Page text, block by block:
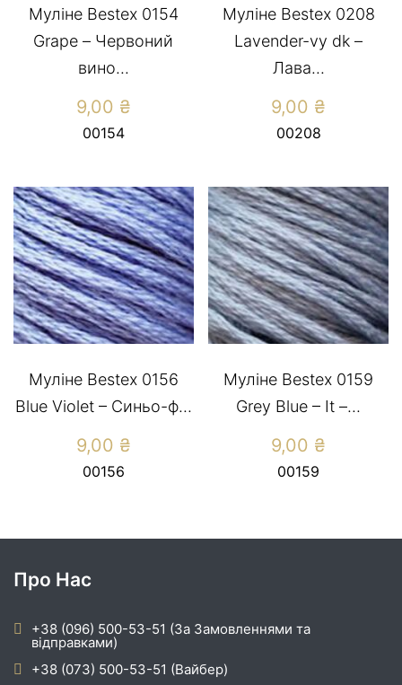
Муліне Bestex 0154
Grape – Червоний
вино...
9,00 ₴
00154
Муліне Bestex 0208
Lavender-vy dk –
Лава...
9,00 ₴
00208
Муліне Bestex 0156
Blue Violet – Cиньо-ф...
9,00 ₴
00156
Муліне Bestex 0159
Grey Blue – It –...
9,00 ₴
00159
Про Нас
+38 (096) 500-53-51 (За Замовленнями та
відправками)
+38 (073) 500-53-51 (Вайбер)